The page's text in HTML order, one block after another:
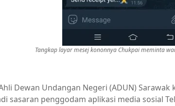
Tangkap layar mesej kononnya Chukpai meminta
Dewan Undangan Negeri (ADUN)
sasaran penggodam aplikasi media sosial